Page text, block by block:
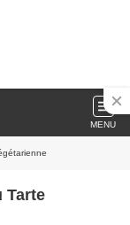
MENU
Tarte